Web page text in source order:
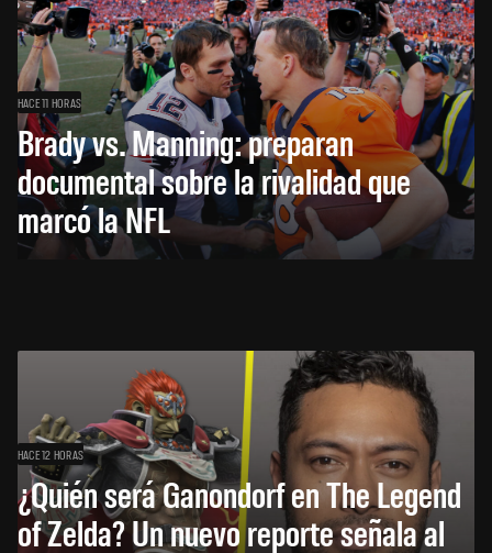
HACE 11 HORAS
Brady vs. Manning: preparan
documental sobre la rivalidad que
marcó la NFL
HACE 12 HORAS
¿Quién será Ganondorf en The Legend
of Zelda? Un nuevo reporte señala al